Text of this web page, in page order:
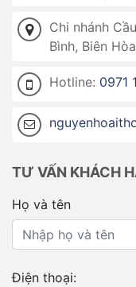
Chi nhánh
Bình, Biên
Hotline: 0971
TƯ VẤN KHÁCH
Họ và tên
Điện thoại: